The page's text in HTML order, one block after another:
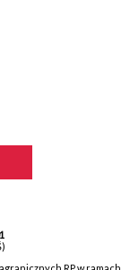
RP w ramach